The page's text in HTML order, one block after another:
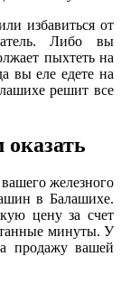
избавиться от
Либо вы
пыхтеть на
вы еле едете на
решит все
железного
в Балашихе.
цену за счет
минуты. У
продажу вашей